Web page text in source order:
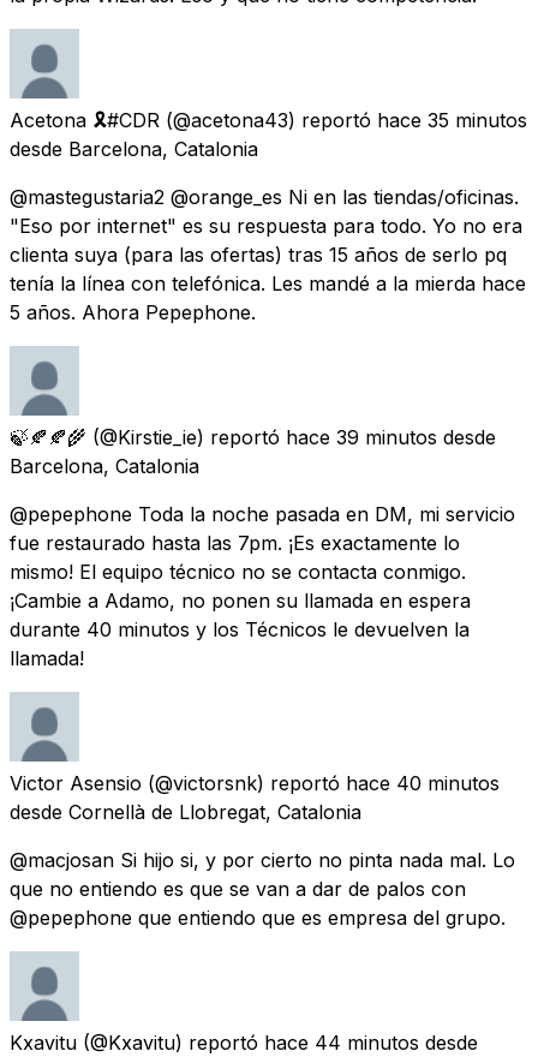
Acetona 🎗#CDR (@acetona43) reportó hace 35 minutos
desde Barcelona, Catalonia
@mastegustaria2 @orange_es Ni en las tiendas/oficinas.
"Eso por internet" es su respuesta para todo. Yo no era
clienta suya (para las ofertas) tras 15 años de serlo pq
tenía la línea con telefónica. Les mandé a la mierda hace
5 años. Ahora Pepephone.
🍃🍂🍂🌾 (@Kirstie_ie) reportó hace 39 minutos desde
Barcelona, Catalonia
@pepephone Toda la noche pasada en DM, mi servicio
fue restaurado hasta las 7pm. ¡Es exactamente lo
mismo! El equipo técnico no se contacta conmigo.
¡Cambie a Adamo, no ponen su llamada en espera
durante 40 minutos y los Técnicos le devuelven la
llamada!
Victor Asensio (@victorsnk) reportó hace 40 minutos
desde Cornellà de Llobregat, Catalonia
@macjosan Si hijo si, y por cierto no pinta nada mal. Lo
que no entiendo es que se van a dar de palos con
@pepephone que entiendo que es empresa del grupo.
Kxavitu (@Kxavitu) reportó hace 44 minutos desde